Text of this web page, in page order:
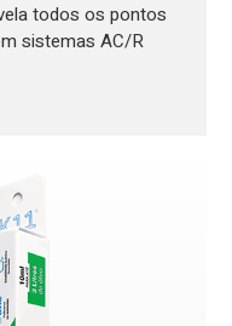
todos os pontos
sistemas AC/R